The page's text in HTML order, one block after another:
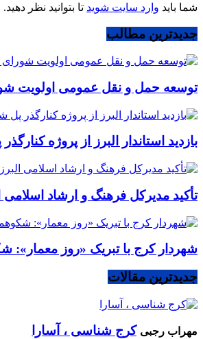
شما باید وارد سایت شوید تا بتوانید نظر دهید.
جدیدترین مطالب
توسعه حمل و نقل عمومی اولویت
بازدید استاندار البرز از پروژه
تأکید مدیرکل فرهنگ و ارشاد
شهردار کرج با تبریک «روز
جدیدترین مقالات
مهراب رجبی کرج شناسی ، آسارا